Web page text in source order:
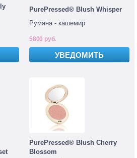
PurePressed® Blush Whisper
Румяна - кашемир
5800 руб.
УВЕДОМИТЬ
PurePressed® Blush Cherry
Blossom